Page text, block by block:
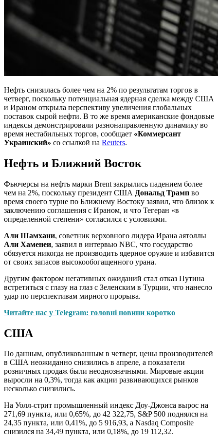
Нефть снизилась более чем на 2% по результатам торгов в
четверг, поскольку потенциальная ядерная сделка между США
и Ираном открыла перспективу увеличения глобальных
поставок сырой нефти. В то же время американские фондовые
индексы демонстрировали разнонаправленную динамику во
время нестабильных торгов, сообщает «Коммерсант
Украинский» со ссылкой на Reuters.
Нефть и Ближний Восток
Фьючерсы на нефть марки Brent закрылись падением более
чем на 2%, поскольку президент США Дональд Трамп во
время своего турне по Ближнему Востоку заявил, что близок к
заключению соглашения с Ираном, и что Тегеран «в
определенной степени» согласился с условиями.
Али Шамхани, советник верховного лидера Ирана аятоллы
Али Хаменеи, заявил в интервью NBC, что государство
обязуется никогда не производить ядерное оружие и избавится
от своих запасов высокообогащенного урана.
Другим фактором негативных ожиданий стал отказ Путина
встретиться с глазу на глаз с Зеленским в Турции, что нанесло
удар по перспективам мирного прорыва.
Читайте нас у Telegram: головні новини коротко
США
По данным, опубликованным в четверг, цены производителей
в США неожиданно снизились в апреле, а показатели
розничных продаж были неоднозначными. Мировые акции
выросли на 0,3%, тогда как акции развивающихся рынков
несколько снизились.
На Уолл-стрит промышленный индекс Доу-Джонса вырос на
271,69 пункта, или 0,65%, до 42 322,75, S&P 500 поднялся на
24,35 пункта, или 0,41%, до 5 916,93, а Nasdaq Composite
снизился на 34,49 пункта, или 0,18%, до 19 112,32.